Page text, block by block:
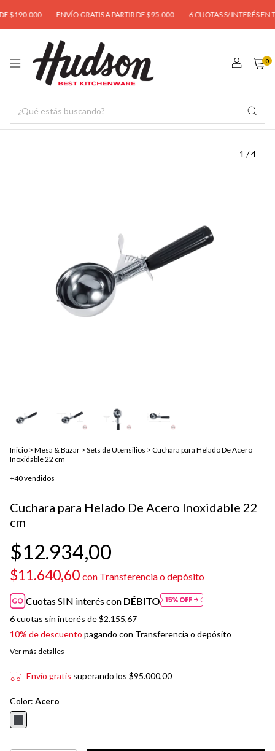
ENVÍO GRATIS A PARTIR DE $95.000 6 CUOTAS S/ INTERÉS EN
0
1 /4
Inicio > Mesa & Bazar > Sets de Utensilios > Cuchara para Helado De Acero
Inoxidable 22 cm
+40 vendidos
Cuchara para Helado De Acero Inoxidable 22
cm
$12.934,00
$11.640,60 con Transferencia o depósito
Cuotas SIN interés con DÉBITO
6cuotas sin interés de$2.155,67
10% de descuento pagando con Transferencia o depósito
Ver más detalles
Envío gratis superando los $95.000,00
Color: Acero